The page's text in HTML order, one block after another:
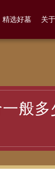
精选好墓 关
般多